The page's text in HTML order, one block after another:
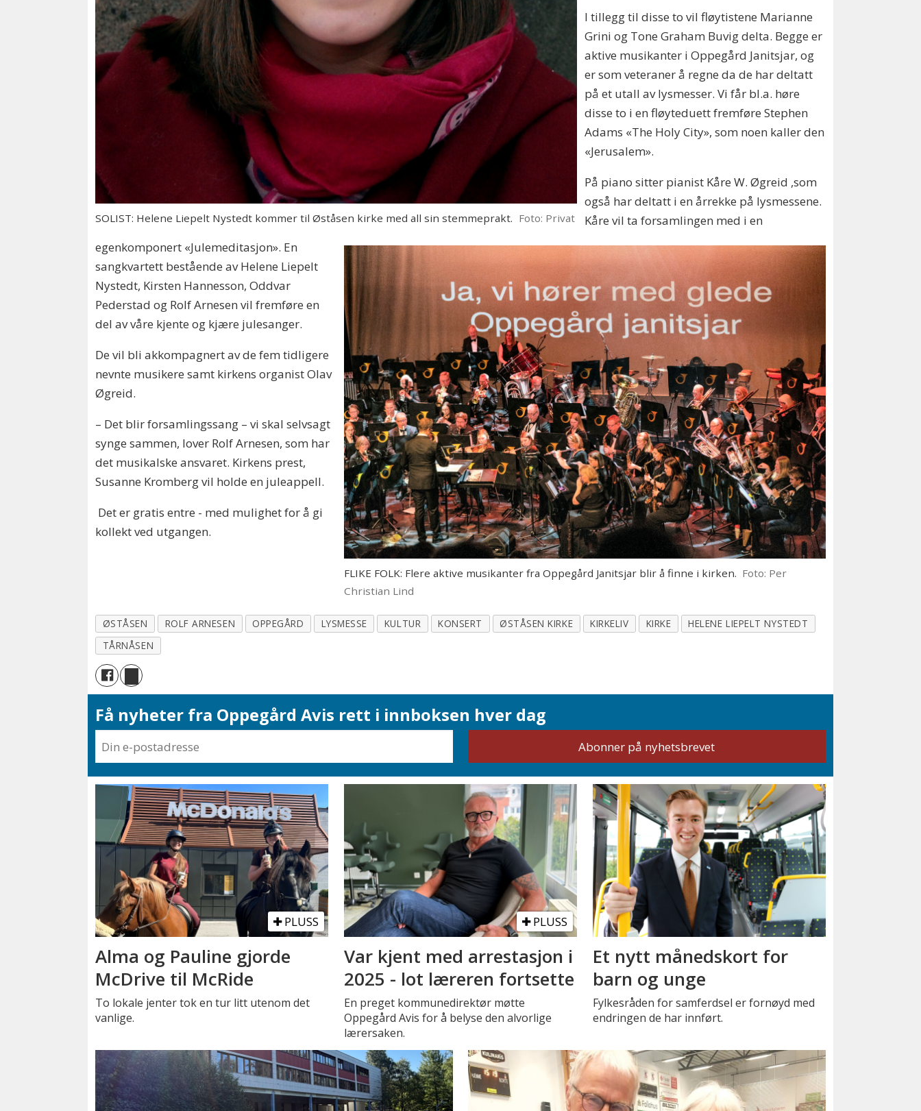
SOLIST: Helene Liepelt Nystedt kommer til Øståsen kirke med all sin stemmeprakt. Foto: Privat
FLIKE FOLK: Flere aktive musikanter fra Oppegård Janitsjar blir å finne i kirken. Foto: Per
Christian Lind
I tillegg til disse to vil fløytistene Marianne
Grini og Tone Graham Buvig delta. Begge er
aktive musikanter i Oppegård Janitsjar, og
er som veteraner å regne da de har deltatt
på et utall av lysmesser. Vi får bl.a. høre
disse to i en fløyteduett fremføre Stephen
Adams «The Holy City», som noen kaller den
«Jerusalem».
På piano sitter pianist Kåre W. Øgreid ,som
også har deltatt i en årrekke på lysmessene.
Kåre vil ta forsamlingen med i en
egenkomponert «Julemeditasjon». En
sangkvartett bestående av Helene Liepelt
Nystedt, Kirsten Hannesson, Oddvar
Pederstad og Rolf Arnesen vil fremføre en
del av våre kjente og kjære julesanger.
De vil bli akkompagnert av de fem tidligere
nevnte musikere samt kirkens organist Olav
Øgreid.
– Det blir forsamlingssang – vi skal selvsagt
synge sammen, lover Rolf Arnesen, som har
det musikalske ansvaret. Kirkens prest,
Susanne Kromberg vil holde en juleappell.
Det er gratis entre - med mulighet for å gi
kollekt ved utgangen.
ØSTÅSEN ROLF ARNESEN OPPEGÅRD LYSMESSE KULTUR KONSERT ØSTÅSEN KIRKE KIRKELIV KIRKE
HELENE LIEPELT NYSTEDT
TÅRNÅSEN
Få nyheter fra Oppegård Avis rett i innboksen hver dag
PLUSS
Alma og Pauline gjorde
McDrive til McRide
To lokale jenter tok en tur litt utenom det
vanlige.
PLUSS
Var kjent med arrestasjon i
2025 - lot læreren fortsette
En preget kommunedirektør møtte
Oppegård Avis for å belyse den alvorlige
lærersaken.
Et nytt månedskort for
barn og unge
Fylkesråden for samferdsel er fornøyd med
endringen de har innført.